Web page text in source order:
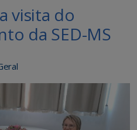
visita do
da SED-MS